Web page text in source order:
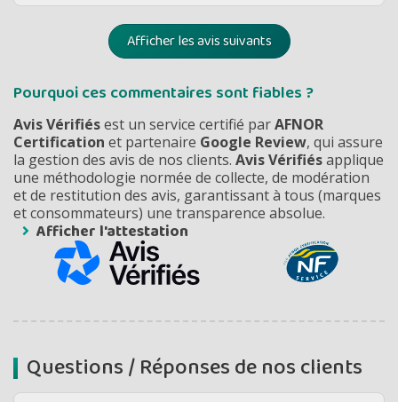
Afficher les avis suivants
Pourquoi ces commentaires sont fiables ?
Avis Vérifiésest un service certifié parAFNOR
Certification et partenaire Google Review, qui assure
la gestion des avis de nos clients. Avis Vérifiésapplique
une méthodologie normée de collecte, de modération
et de restitution des avis, garantissant à tous (marques
et consommateurs) une transparence absolue.
Afficher l'attestation
Questions / Réponses de nos clients